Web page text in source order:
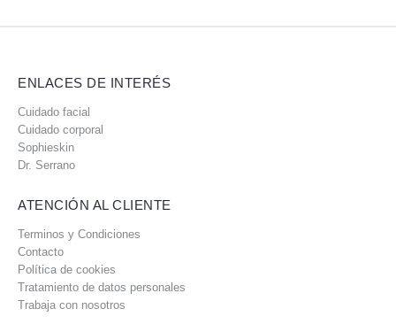
ENLACES DE INTERÉS
Cuidado facial
Cuidado corporal
Sophieskin
Dr. Serrano
ATENCIÓN AL CLIENTE
Terminos y Condiciones
Contacto
Política de cookies
Tratamiento de datos personales
Trabaja con nosotros